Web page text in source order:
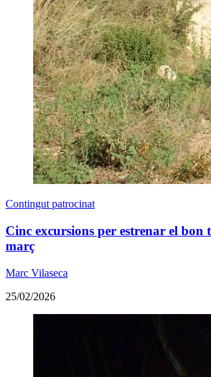
Contingut patrocinat
Cinc excursions per estrenar el bon
març
Marc Vilaseca
25/02/2026